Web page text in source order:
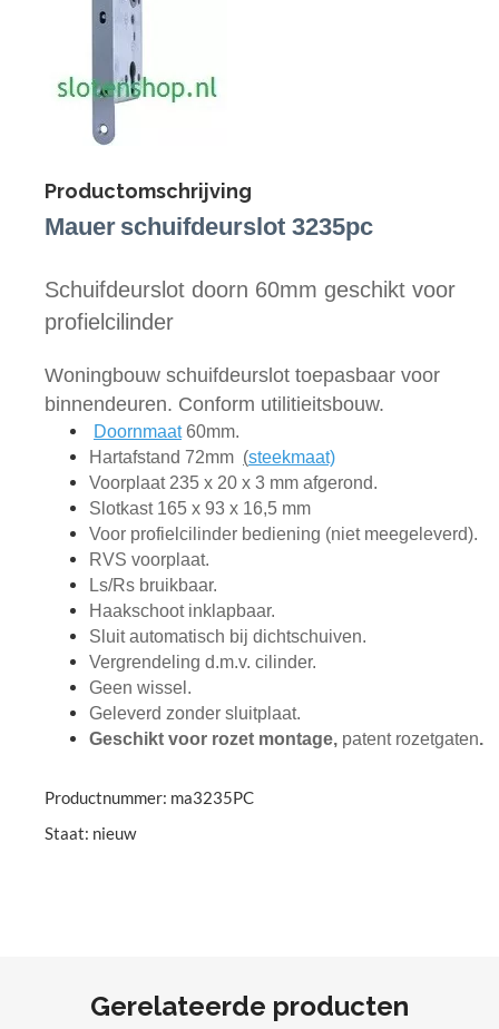
Productomschrijving
Mauer schuifdeurslot 3235pc
Schuifdeurslot doorn 60mm geschikt voor
profielcilinder
Woningbouw schuifdeurslot toepasbaar voor
binnendeuren. Conform utilitieitsbouw.
Doornmaat60mm.
Hartafstand 72mm (steekmaat)
Voorplaat 235 x 20 x 3 mm afgerond.
Slotkast 165 x 93 x 16,5 mm
Voor profielcilinder bediening (niet meegeleverd).
RVS voorplaat.
Ls/Rs bruikbaar.
Haakschoot inklapbaar.
Sluit automatisch bij dichtschuiven.
Vergrendeling d.m.v. cilinder.
Geen wissel.
Geleverd zonder sluitplaat.
Geschikt voor rozet montage, patent rozetgaten.
Productnummer: ma3235PC
Staat: nieuw
Gerelateerde producten